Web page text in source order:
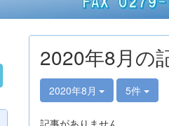
2020年8月の
2020年8月 5件
記事がありません。